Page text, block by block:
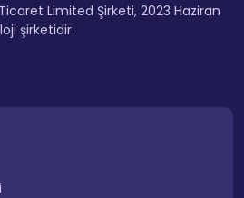
Limited Şirketi, 2023 Haziran
şirketidir.